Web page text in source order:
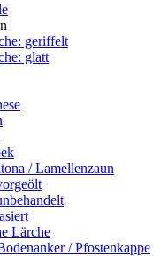
geriffelt
glatt
/ Lamellenzaun
Lärche
/ Pfostenkappe